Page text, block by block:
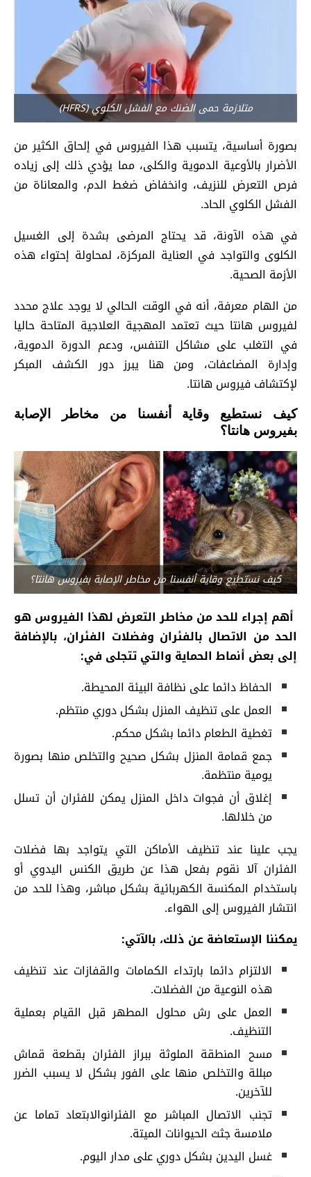
متلازمة حمى الضنك مع الفشل الكلوي (HFRS)
بصورة أساسية، يتسبب هذا الفيروس في إلحاق الكثير من
الأضرار بالأوعية الدموية والكلى، مما يؤدي ذلك إلى زياده
فرص التعرض للنزيف، وانخفاض ضغط الدم، والمعاناة من
الفشل الكلوي الحاد.
في هذه الآونة، قد يحتاج المرضى بشدة إلى الغسيل
الكلوى والتواجد في العناية المركزة، لمحاولة إحتواء هذه
الأزمة الصحية.
من الهام معرفة، أنه في الوقت الحالي لا يوجد علاج محدد
لفيروس هانتا حيث تعتمد المهجية العلاجية المتاحة حاليا
في التغلب على مشاكل التنفس، ودعم الدورة الدموية،
وإدارة المضاعفات، ومن هنا يبرز دور الكشف المبكر
لإكتشاف فيروس هانتا.
كيف نستطيع وقاية أنفسنا من مخاطر الإصابة
بفيروس هانتا؟
كيف نستطيع وقاية أنفسنا من مخاطر الإصابة بفيروس هانتا؟
أهم إجراء للحد من مخاطر التعرض لهذا الفيروس هو
الحد من الاتصال بالفئران وفضلات الفئران، بالإضافة
إلى بعض أنماط الحماية والتي تتجلى في:
الحفاظ دائما على نظافة البيئة المحيطة.
العمل على تنظيف المنزل بشكل دوري منتظم.
تغطية الطعام دائما بشكل محكم.
جمع قمامة المنزل بشكل صحيح والتخلص منها بصورة
يومية منتظمة.
إغلاق أن فجوات داخل المنزل يمكن للفئران أن تسلل
من خلالها.
يجب علينا عند تنظيف الأماكن التي يتواجد بها فضلات
الفئران آلا نقوم بفعل هذا عن طريق الكنس اليدوي أو
باستخدام المكنسة الكهربائية بشكل مباشر، وهذا للحد من
انتشار الفيروس إلى الهواء.
يمكننا الإستعاضة عن ذلك، بالآتي:
الالتزام دائما بارتداء الكمامات والقفازات عند تنظيف
هذه النوعية من الفضلات.
العمل على رش محلول المطهر قبل القيام بعملية
التنظيف.
مسح المنطقة الملوثة ببراز الفئران بقطعة قماش
مبللة والتخلص منها على الفور بشكل لا يسبب الضرر
للآخرين.
تجنب الاتصال المباشر مع الفئرانوالابتعاد تماما عن
ملامسة جثث الحيوانات الميتة.
غسل اليدين بشكل دوري على مدار اليوم.